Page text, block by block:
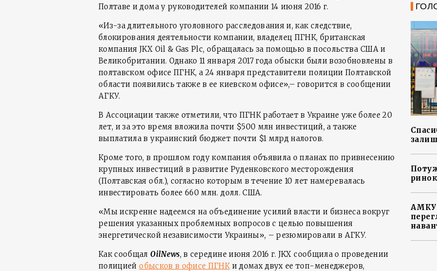
Полтаве и дома у руководителей компании 14 июня 2016 г.
«Из-за длительного уголовного расследования и, как следствие,
блокирования деятельности компании, владелец ПГНК, британская
компания JKX Oil & Gas Plc, обращалась за помощью в посольства США и
Великобритании. Однако 11 января 2017 года обыски были возобновлены в
полтавском офисе ПГНК, а 24 января представители полиции Полтавской
области появились также в ее киевском офисе»,– говорится в сообщении
АГКУ.
В Ассоциации также отметили, что ПГНК работает в Украине уже более 20
лет, и за это время вложила почти $500 млн инвестиций, а также
выплатила в украинский бюджет почти $1 млрд налогов.
Кроме того, в прошлом году компания объявила о планах по привнесению
крупных инвестиций в развитие Руденковского месторождения
(Полтавская обл.), согласно которым в течение 10 лет намеревалась
инвестировать более 660 млн. долл. США.
«Мы искренне надеемся на объединение усилий власти и бизнеса вокруг
решения указанных проблемных вопросов с целью повышения
энергетической независимости Украины», – резюмировали в АГКУ.
Как сообщалOilNews, в середине июня 2016 г. JKX сообщила о проведении
полициейобысков в офисе ПГНК и домах двух ее топ-менеджеров,
АМКУ